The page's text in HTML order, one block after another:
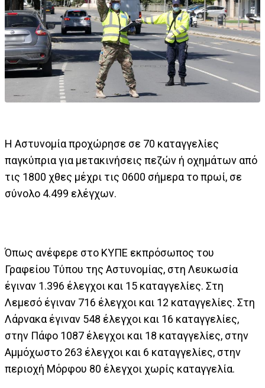
Η Αστυνομία προχώρησε σε 70 καταγγελίες
παγκύπρια για μετακινήσεις πεζών ή οχημάτων από
τις 1800 χθες μέχρι τις 0600 σήμερα το πρωί, σε
σύνολο 4.499 ελέγχων.
Όπως ανέφερε στο ΚΥΠΕ εκπρόσωπος του
Γραφείου Τύπου της Αστυνομίας, στη Λευκωσία
έγιναν 1.396 έλεγχοι και 15 καταγγελίες. Στη
Λεμεσό έγιναν 716 έλεγχοι και 12 καταγγελίες. Στη
Λάρνακα έγιναν 548 έλεγχοι και 16 καταγγελίες,
στην Πάφο 1087 έλεγχοι και 18 καταγγελίες, στην
Αμμόχωστο 263 έλεγχοι και 6 καταγγελίες, στην
περιοχή Μόρφου 80 έλεγχοι χωρίς καταγγελία.